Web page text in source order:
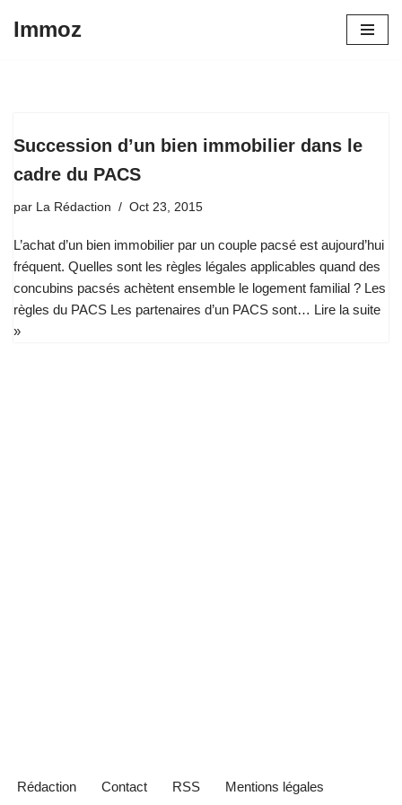
Immoz
Succession d’un bien immobilier dans le
cadre du PACS
par La Rédaction Oct 23, 2015
L’achat d’un bien immobilier par un couple pacsé est aujourd’hui
fréquent. Quelles sont les règles légales applicables quand des
concubins pacsés achètent ensemble le logement familial ? Les
règles du PACS Les partenaires d’un PACS sont… Lire la suite
»
Rédaction Contact RSS Mentions légales